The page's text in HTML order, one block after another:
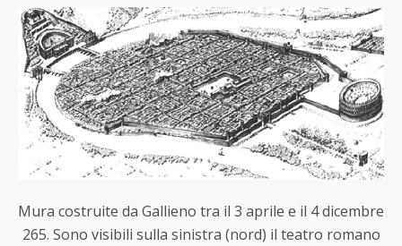
Mura costruite da Gallieno tra il 3 aprile e il 4 dicembre
265. Sono visibili sulla sinistra (nord) il teatro romano